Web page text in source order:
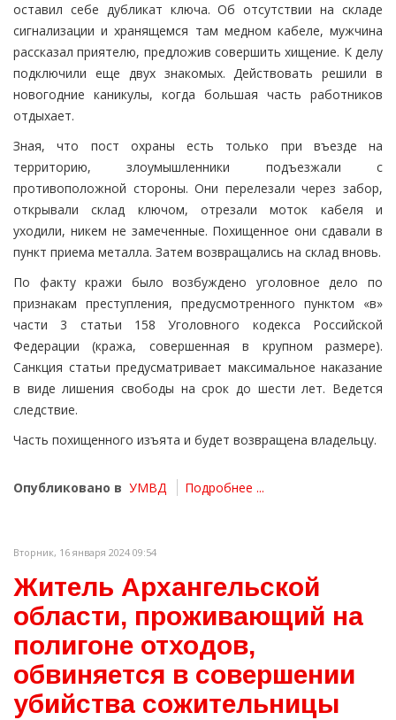
оставил себе дубликат ключа. Об отсутствии на складе
сигнализации и хранящемся там медном кабеле, мужчина
рассказал приятелю, предложив совершить хищение. К делу
подключили еще двух знакомых. Действовать решили в
новогодние каникулы, когда большая часть работников
отдыхает.
Зная, что пост охраны есть только при въезде на
территорию, злоумышленники подъезжали с
противоположной стороны. Они перелезали через забор,
открывали склад ключом, отрезали моток кабеля и
уходили, никем не замеченные. Похищенное они сдавали в
пункт приема металла. Затем возвращались на склад вновь.
По факту кражи было возбуждено уголовное дело по
признакам преступления, предусмотренного пунктом «в»
части 3 статьи 158 Уголовного кодекса Российской
Федерации (кража, совершенная в крупном размере).
Санкция статьи предусматривает максимальное наказание
в виде лишения свободы на срок до шести лет. Ведется
следствие.
Часть похищенного изъята и будет возвращена владельцу.
Опубликовано в УМВД Подробнее ...
Вторник, 16 января 2024 09:54
Житель Архангельской
области, проживающий на
полигоне отходов,
обвиняется в совершении
убийства сожительницы